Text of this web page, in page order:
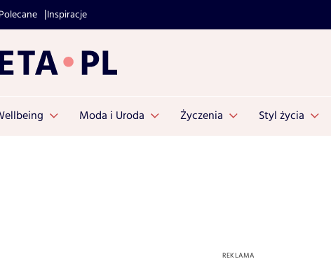
Polecane Inspiracje
Moda i Uroda Życzenia Styl życia